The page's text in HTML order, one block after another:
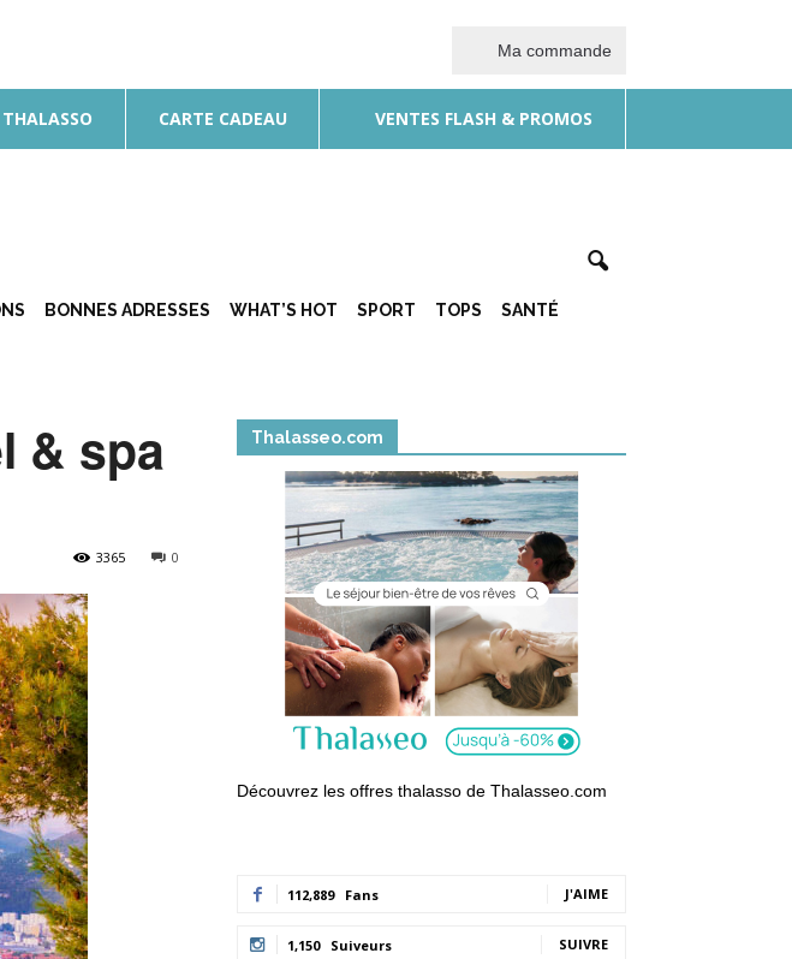
Ma commande
CARTE CADEAU VENTES FLASH & PROMOS
BONNES ADRESSES WHAT’S HOT SPORT TOPS SANTÉ
& spa
0
3365
Thalasseo.com
Découvrez les offres thalasso de Thalasseo.com
112,889 Fans J'AIME
1,150 Suiveurs SUIVRE